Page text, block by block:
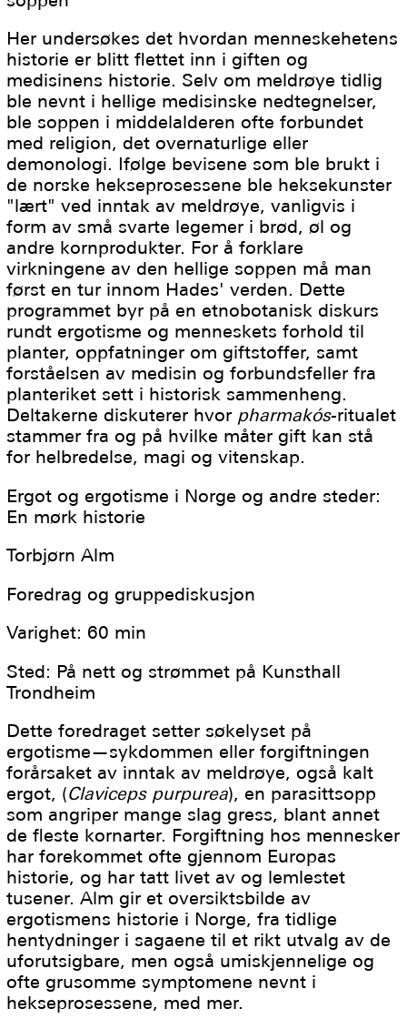
Her undersøkes det hvordan menneskehetens
historie er blitt flettet inn i giften og
medisinens historie. Selv om meldrøye tidlig
ble nevnt i hellige medisinske nedtegnelser,
ble soppen i middelalderen ofte forbundet
med religion, det overnaturlige eller
demonologi. Ifølge bevisene som ble brukt i
de norske hekseprosessene ble heksekunster
"lært" ved inntak av meldrøye, vanligvis i
form av små svarte legemer i brød, øl og
andre kornprodukter. For å forklare
virkningene av den hellige soppen må man
først en tur innom Hades' verden. Dette
programmet byr på en etnobotanisk diskurs
rundt ergotisme og menneskets forhold til
planter, oppfatninger om giftstoffer, samt
forståelsen av medisin og forbundsfeller fra
planteriket sett i historisk sammenheng.
Deltakerne diskuterer hvor pharmakós-ritualet
stammer fra og på hvilke måter gift kan stå
for helbredelse, magi og vitenskap.
Ergot og ergotisme i Norge og andre steder:
En mørk historie
Torbjørn Alm
Foredrag og gruppediskusjon
Varighet: 60 min
Sted: På nett og strømmet på Kunsthall
Trondheim
Dette foredraget setter søkelyset på
ergotisme—sykdommen eller forgiftningen
forårsaket av inntak av meldrøye, også kalt
ergot, (Claviceps purpurea), en parasittsopp
som angriper mange slag gress, blant annet
de fleste kornarter. Forgiftning hos mennesker
har forekommet ofte gjennom Europas
historie, og har tatt livet av og lemlestet
tusener. Alm gir et oversiktsbilde av
ergotismens historie i Norge, fra tidlige
hentydninger i sagaene til et rikt utvalg av de
uforutsigbare, men også umiskjennelige og
ofte grusomme symptomene nevnt i
hekseprosessene, med mer.